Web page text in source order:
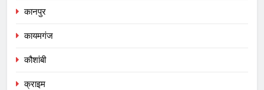
कानपुर
कायमगंज
कौशांबी
क्राइम